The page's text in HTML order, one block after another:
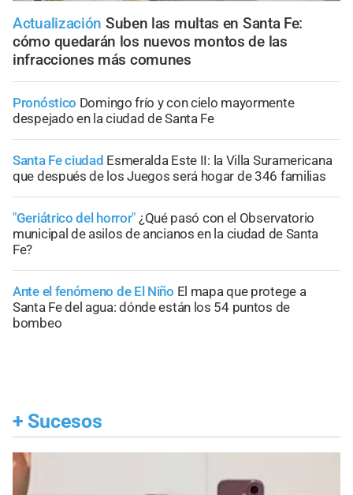
Actualización Suben las multas en Santa Fe:
cómo quedarán los nuevos montos de las
infracciones más comunes
Pronóstico Domingo frío y con cielo mayormente
despejado en la ciudad de Santa Fe
Santa Fe ciudad Esmeralda Este II: la Villa Suramericana
que después de los Juegos será hogar de 346 familias
"Geriátrico del horror" ¿Qué pasó con el Observatorio
municipal de asilos de ancianos en la ciudad de Santa
Fe?
Ante el fenómeno de El Niño El mapa que protege a
Santa Fe del agua: dónde están los 54 puntos de
bombeo
+ Sucesos